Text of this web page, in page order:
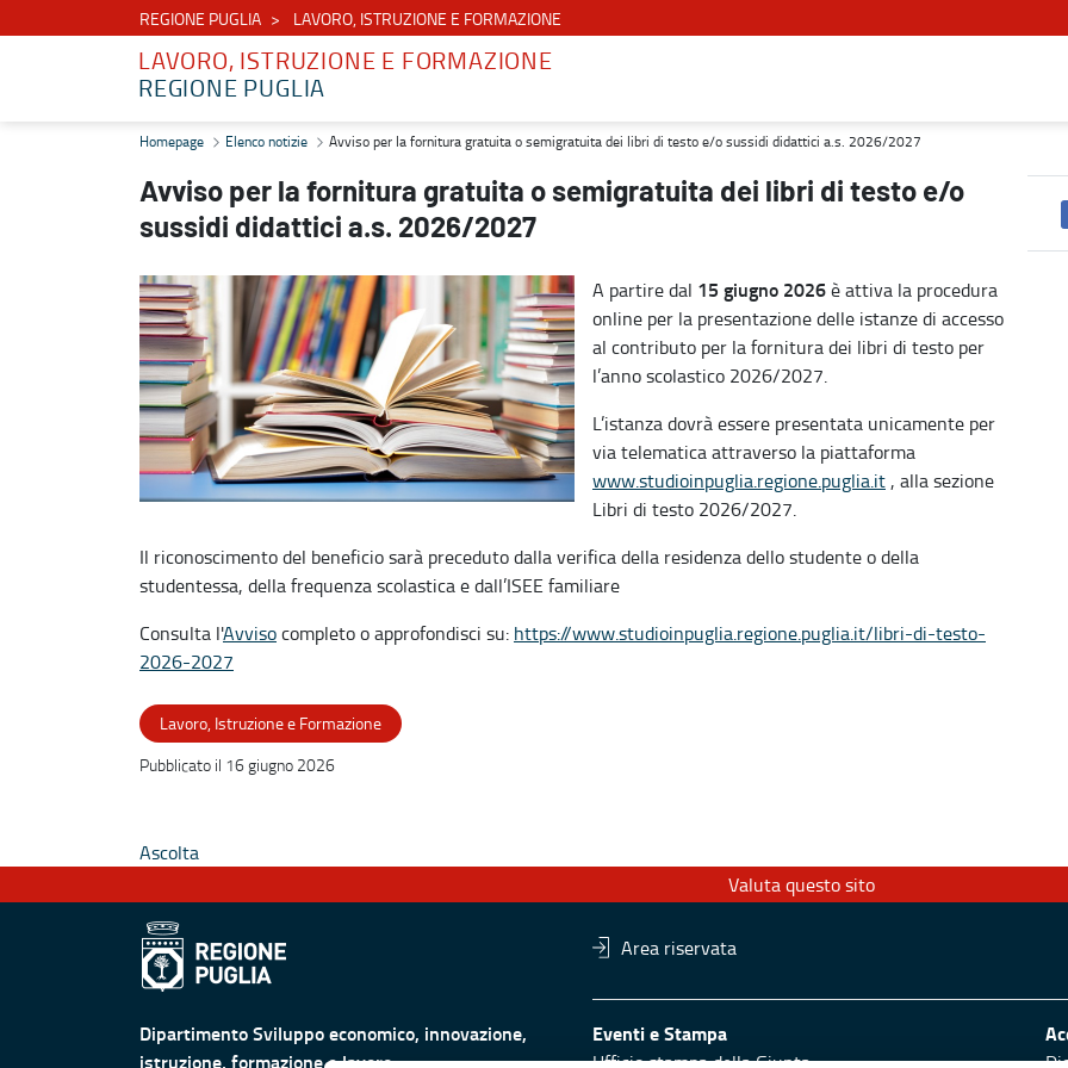
REGIONE PUGLIA LAVORO, ISTRUZIONE E FORMAZIONE
LAVORO, ISTRUZIONE E FORMAZIONE
REGIONE PUGLIA
Avviso per la fornitura gratuita o semigratuita dei libri di testo e/o sussidi didattici a.s. 2026/2027 - Lavoro, istruzione e formazione
Homepage Elenco notizie Avviso per la fornitura gratuita o semigratuita dei libri di testo e/o sussidi didattici a.s. 2026/2027
Avviso per la fornitura gratuita o semigratuita dei libri di testo e/o
sussidi didattici a.s. 2026/2027
A partire dal 15 giugno 2026è attiva la procedura
online per la presentazione delle istanze di accesso
al contributo per la fornitura dei libri di testo per
l’anno scolastico 2026/2027.
L’istanza dovrà essere presentata unicamente per
via telematica attraverso la piattaforma
www.studioinpuglia.regione.puglia.it , alla sezione
Libri di testo 2026/2027.
Il riconoscimento del beneficio sarà preceduto dalla verifica della residenza dello studente o della
studentessa, della frequenza scolastica e dall’ISEE familiare
Consulta l'Avvisocompleto o approfondisci su: https://www.studioinpuglia.regione.puglia.it/libri-di-testo-
2026-2027
Lavoro, Istruzione e Formazione
Pubblicato il 16 giugno 2026
Ascolta
Valuta questo sito
Area riservata
Dipartimento Sviluppo economico, innovazione,
istruzione, formazione e lavoro
Eventi e Stampa
Ufficio stampa della Giunta